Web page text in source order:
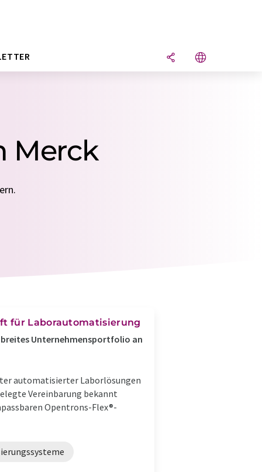
Merck
für Laborautomatisierung
Unternehmensportfolio an
automatisierter Laborlösungen
Vereinbarung bekannt
Opentrons-Flex®-